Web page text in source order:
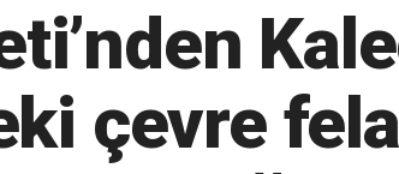
çevre